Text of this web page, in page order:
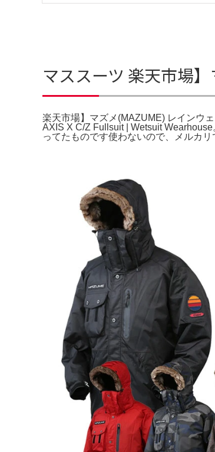
マススーツ 楽天市場
楽天市場】マズメ(MAZUME) レインウ
AXIS X C/Z Fullsuit | Wetsuit
ってたものです使わないので、メルカ